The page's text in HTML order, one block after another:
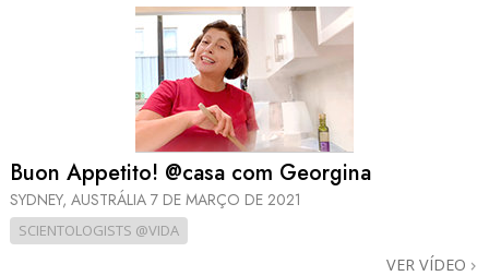
Buon Appetito! @casa com Georgina
SYDNEY, AUSTRÁLIA 7 DE MARÇO DE 2021
SCIENTOLOGISTS @VIDA
VER VÍDEO